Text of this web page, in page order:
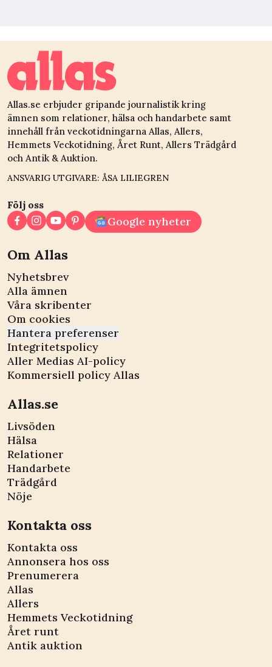
Allas.se erbjuder gripande journalistik kring
ämnen som relationer, hälsa och handarbete samt
innehåll från veckotidningarna Allas, Allers,
Hemmets Veckotidning, Året Runt, Allers Trädgård
och Antik & Auktion.
ANSVARIG UTGIVARE: ÅSA LILIEGREN
Följ oss
Google nyheter
Om Allas
Nyhetsbrev
Alla ämnen
Våra skribenter
Om cookies
Hantera preferenser
Integritetspolicy
Aller Medias AI-policy
Kommersiell policy Allas
Allas.se
Livsöden
Hälsa
Relationer
Handarbete
Trädgård
Nöje
Kontakta oss
Kontakta oss
Annonsera hos oss
Prenumerera
Allas
Allers
Hemmets Veckotidning
Året runt
Antik auktion